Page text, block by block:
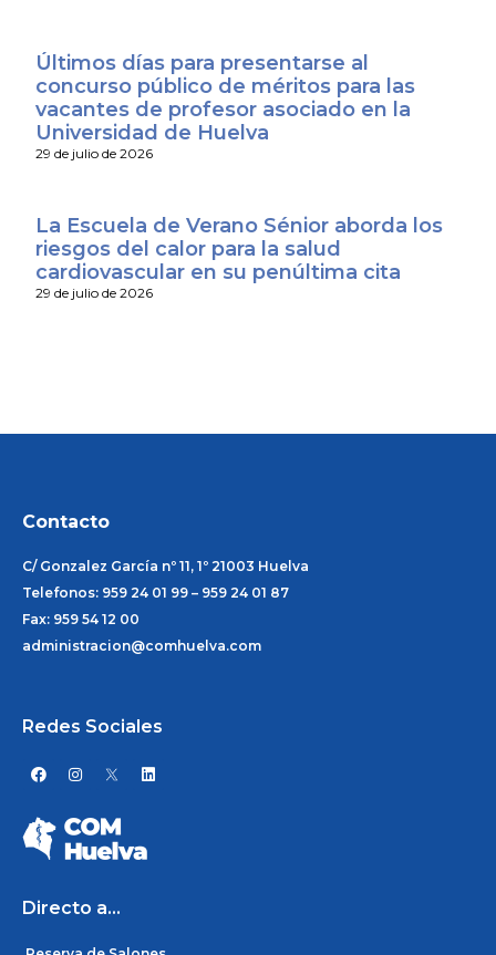
Últimos días para presentarse al
concurso público de méritos para las
vacantes de profesor asociado en la
Universidad de Huelva
29 de julio de 2026
La Escuela de Verano Sénior aborda los
riesgos del calor para la salud
cardiovascular en su penúltima cita
29 de julio de 2026
Contacto
C/ Gonzalez García nº 11, 1º 21003 Huelva
Telefonos: 959 24 01 99 – 959 24 01 87
Fax: 959 54 12 00
administracion@comhuelva.com
Redes Sociales
F
a
e
b
o
o
I
n
a
g
r
L
i
i
Directo a...